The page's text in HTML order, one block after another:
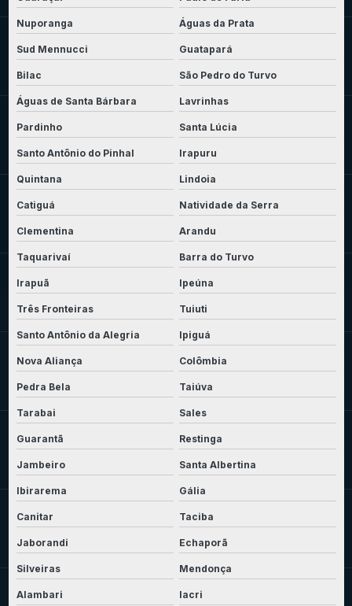
Nuporanga Águas da Prata
Sud Mennucci Guatapará
Bilac São Pedro do Turvo
Águas de Santa Bárbara Lavrinhas
Pardinho Santa Lúcia
Santo Antônio do Pinhal Irapuru
Quintana Lindoia
Catiguá Natividade da Serra
Clementina Arandu
Taquarivaí Barra do Turvo
Irapuã Ipeúna
Três Fronteiras Tuiuti
Santo Antônio da Alegria Ipiguá
Nova Aliança Colômbia
Pedra Bela Taiúva
Tarabai Sales
Guarantã Restinga
Jambeiro Santa Albertina
Ibirarema Gália
Canitar Taciba
Jaborandi Echaporã
Silveiras Mendonça
Alambari Iacri